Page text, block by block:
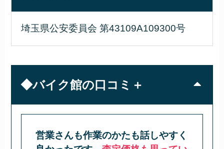
埼玉県公安委員会 第43109A109300号
◆バイク館の口コミ＋
営業さんも作業のかたも話しやすく